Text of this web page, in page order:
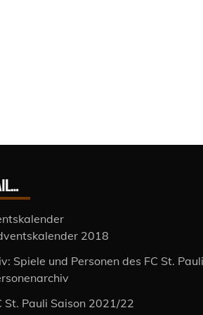
2018
Spiele und Personen des FC St. Pauli
St. Pauli Saison 2021/22